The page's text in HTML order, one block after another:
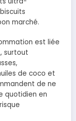
marché.
est liée
surtout
de coco et
de ne
quotidien en